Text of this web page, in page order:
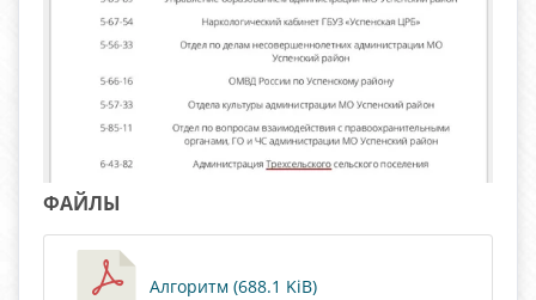
ФАЙЛЫ
Алгоритм (688.1 KiB)